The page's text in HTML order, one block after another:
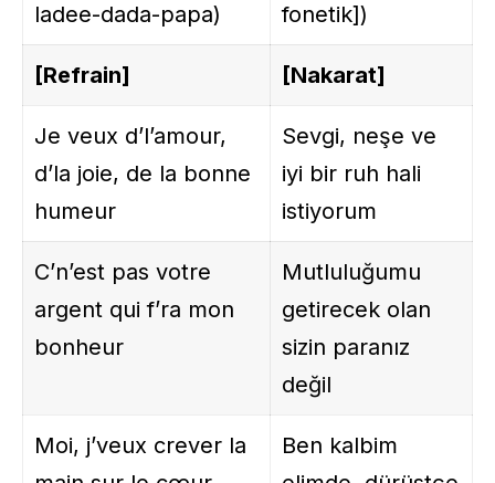
ladee-dada-papa)
fonetik])
[Refrain] [Nakarat]
Je veux d’l’amour,
d’la joie, de la bonne
humeur
Sevgi, neşe ve
iyi bir ruh hali
istiyorum
C’n’est pas votre
argent qui f’ra mon
bonheur
Mutluluğumu
getirecek olan
sizin paranız
değil
Moi, j’veux crever la
Ben kalbim